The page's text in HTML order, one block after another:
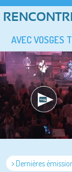
AVEC VOSGES
> Dernières